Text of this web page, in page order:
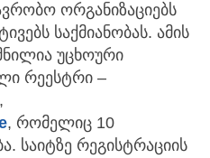
ორგანიზაციებს
საქმიანობას. ამის
უცხოური
რეესტრი –
, რომელიც 10
საიტზე რეგისტრაციის